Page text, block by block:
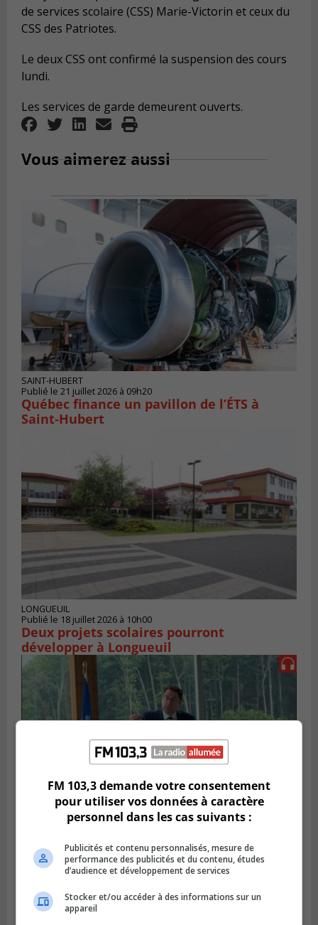
de services scolaire (CSS) Marie-Victorin et ceux du
CSS des Patriotes.
Le deux CSS ont confirmé la suspension des cours
lundi.
Les services de garde demeurent ouverts.
Vous aimerez aussi
SAINT-HUBERT
Publié le 21 juillet 2026 à 09h20
Québec finance un pavillon de l’ÉTS à
Saint‑Hubert
LONGUEUIL
Publié le 18 juillet 2026 à 10h00
Deux projets scolaires pourront
développer à Longueuil
Publié le 14 juillet 2026 à 04h58
L’ÉNA de Saint-Hubert pourrait vivre une
forte croissance
FM 103,3 demande votre consentement
pour utiliser vos données à caractère
personnel dans les cas suivants :
Publicités et contenu personnalisés, mesure de
performance des publicités et du contenu, études
d’audience et développement de services
Stocker et/ou accéder à des informations sur un
appareil